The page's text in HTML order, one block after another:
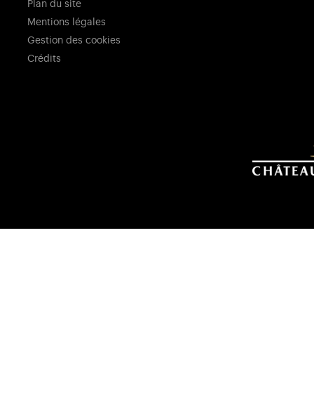
Plan du site
Mentions légales
Gestion des cookies
Crédits